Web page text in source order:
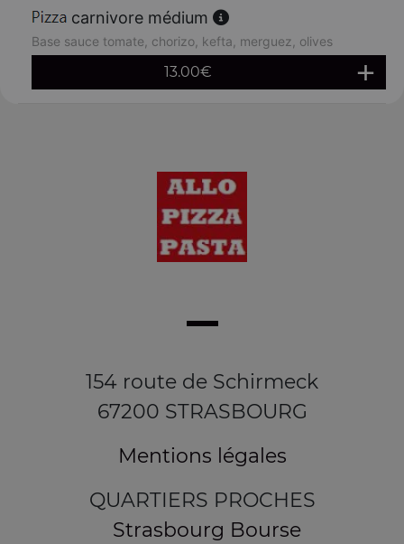
carnivore médium
Base sauce tomate, chorizo, kefta, merguez, olives
13.00€
154 route de Schirmeck
67200 STRASBOURG
Mentions légales
QUARTIERS PROCHES
Strasbourg Bourse